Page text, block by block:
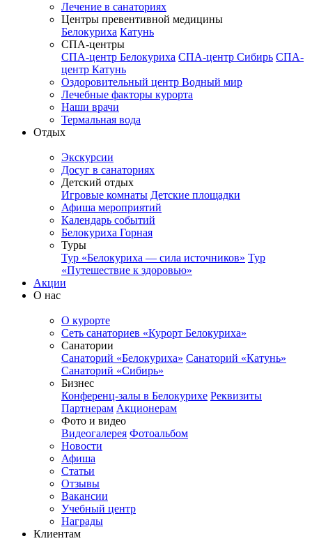
Лечение в санаториях
Центры превентивной медицины
Белокуриха Катунь
СПА-центры
СПА-центр Белокуриха СПА-центр Сибирь СПА-
центр Катунь
Оздоровительный центр Водный мир
Лечебные факторы курорта
Наши врачи
Термальная вода
Отдых
Экскурсии
Досуг в санаториях
Детский отдых
Игровые комнаты Детские площадки
Афиша мероприятий
Календарь событий
Белокуриха Горная
Туры
Тур «Белокуриха — сила источников» Тур
«Путешествие к здоровью»
Акции
О нас
О курорте
Сеть санаториев «Курорт Белокуриха»
Санатории
Санаторий «Белокуриха» Санаторий «Катунь»
Санаторий «Сибирь»
Бизнес
Конференц-залы в Белокурихе Реквизиты
Партнерам Акционерам
Фото и видео
Видеогалерея Фотоальбом
Новости
Афиша
Статьи
Отзывы
Вакансии
Учебный центр
Награды
Клиентам